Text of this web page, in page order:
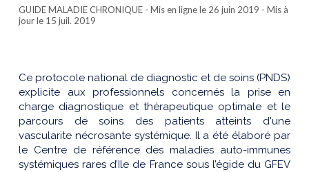
GUIDE MALADIE CHRONIQUE - Mis en ligne le 26 juin 2019 - Mis à
jour le 15 juil. 2019
Ce protocole national de diagnostic et de soins (PNDS)
explicite aux professionnels concernés la prise en
charge diagnostique et thérapeutique optimale et le
parcours de soins des patients atteints d'une
vascularite nécrosante systémique. Il a été élaboré par
le Centre de référence des maladies auto-immunes
systémiques rares d’Ile de France sous l’égide du GFEV